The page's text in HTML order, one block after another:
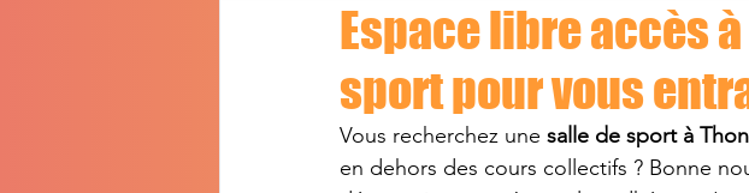
Espace libre accès
sport pour vous
Vous recherchez une salle de sport à
en dehors des cours collectifs ? Bonne